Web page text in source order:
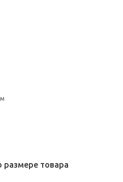
размере товара